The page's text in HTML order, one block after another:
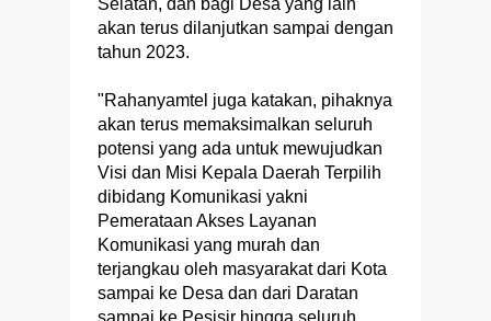
akan terus dilanjutkan sampai dengan
tahun 2023.
"Rahanyamtel juga katakan, pihaknya
akan terus memaksimalkan seluruh
potensi yang ada untuk mewujudkan
Visi dan Misi Kepala Daerah Terpilih
dibidang Komunikasi yakni
Pemerataan Akses Layanan
Komunikasi yang murah dan
terjangkau oleh masyarakat dari Kota
sampai ke Desa dan dari Daratan
sampai ke Pesisir hingga seluruh